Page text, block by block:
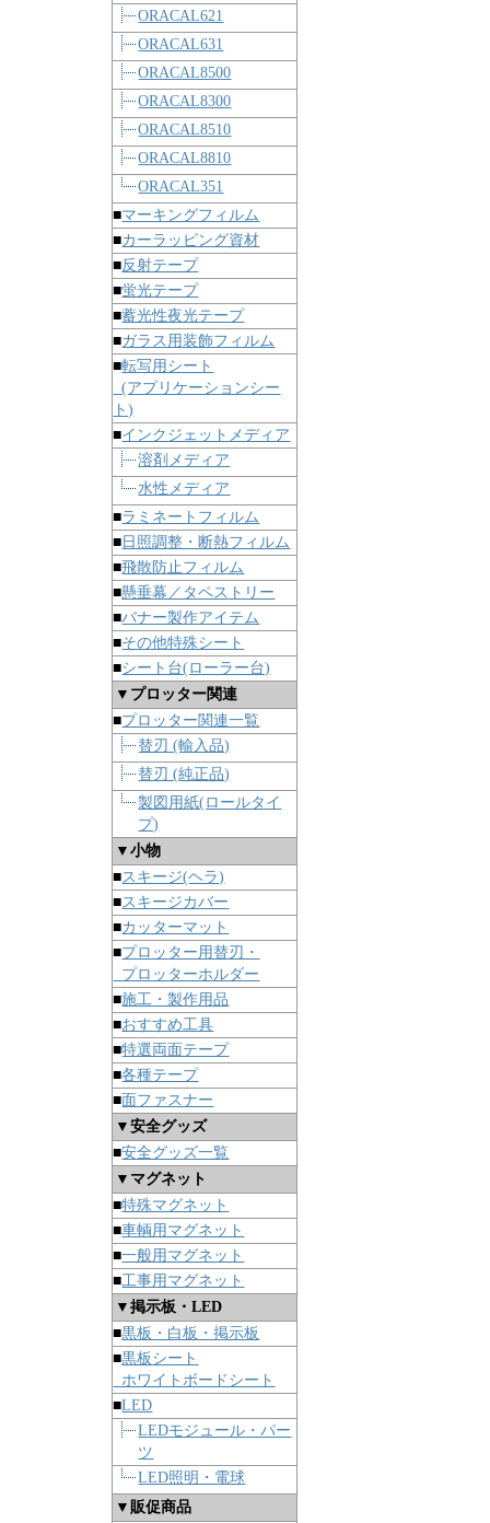
ORACAL621
ORACAL631
ORACAL8500
ORACAL8300
ORACAL8510
ORACAL8810
ORACAL351
■マーキングフィルム
■カーラッピング資材
■反射テープ
■蛍光テープ
■蓄光性夜光テープ
■ガラス用装飾フィルム
■転写用シート
(アプリケーションシー
ト)
■インクジェットメディア
溶剤メディア
水性メディア
■ラミネートフィルム
■ 日照調整・断熱フィルム
■飛散防止フィルム
■懸垂幕／タペストリー
■バナー製作アイテム
■その他特殊シート
■シート台(ローラー台)
▼プロッター関連
■プロッター関連一覧
替刃 (輸入品)
替刃 (純正品)
製図用紙(ロールタイ
プ)
▼小物
■スキージ(ヘラ)
■スキージカバー
■カッターマット
■プロッター用替刃・
プロッターホルダー
■施工・製作用品
■おすすめ工具
■特選両面テープ
■各種テープ
■面ファスナー
▼安全グッズ
■安全グッズ一覧
▼マグネット
■特殊マグネット
■車輌用マグネット
■一般用マグネット
■工事用マグネット
▼掲示板・LED
■黒板・白板・掲示板
■黒板シート
ホワイトボードシート
■LED
LEDモジュール・パー
ツ
LED照明・電球
▼販促商品